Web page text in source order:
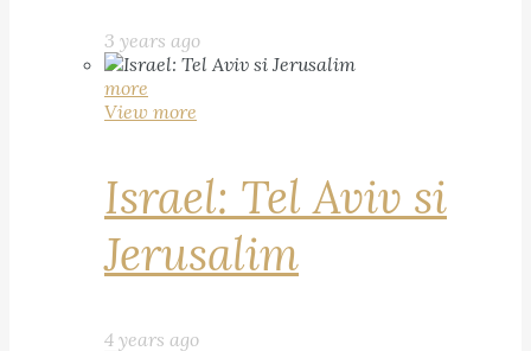
3 years ago
more
View more
Israel: Tel Aviv si
Jerusalim
4 years ago